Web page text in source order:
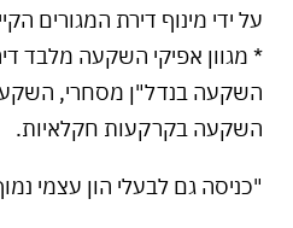
על ידי מינוף דירת המגורים
* מגוון אפיקי השקעה מלבד
השקעה בנדל"ן מסחרי,
השקעה בקרקעות חקלאיות.
"כניסה גם לבעלי הון עצמי